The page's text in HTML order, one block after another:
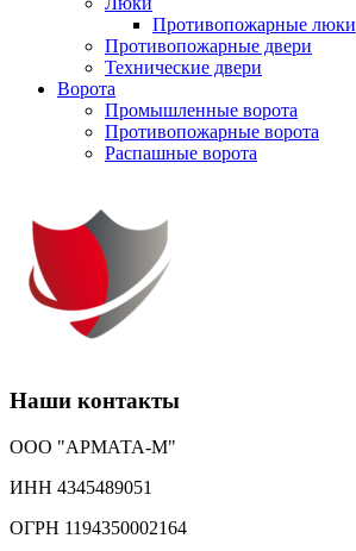
Противопожарные люки
Противопожарные двери
Технические двери
Ворота
Промышленные ворота
Противопожарные ворота
Распашные ворота
Наши контакты
ООО "АРМАТА-М"
ИНН 4345489051
ОГРН 1194350002164